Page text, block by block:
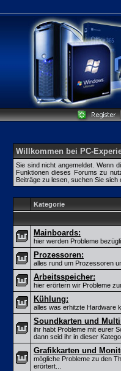
Willkommen bei PC-
Sie sind nicht angemeldet. Wenn
Funktionen dieses Forums zu
Beiträge zu lesen, suchen Sie
Kategorie
Mainboards:
hier werden Probleme
Prozessoren:
alles rund um Prozessoren
Arbeitsspeicher:
hier erörtern wir Probleme
Kühlung:
alles was erhitzte Hardware
Soundkarten und
ihr habt Probleme mit eurer
dann seid ihr in dieser
Grafikkarten und
mögliche Probleme zu den
erörtert...